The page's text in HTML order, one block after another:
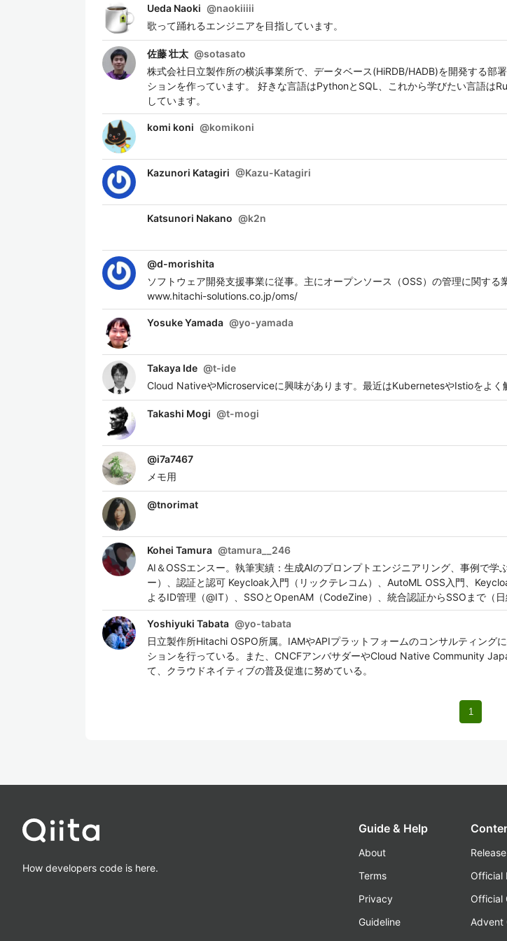
Ueda Naoki @naokiiiii
歌って踊れるエンジニアを目指しています。
佐藤 壮太 @sotasato
株式会社日立製作所の横浜事業所で、データベース(HiRDB/HADB)を開発する部
ションを作っています。 好きな言語はPythonとSQL、これから学びたい言語は
しています。
komi koni @komikoni
Kazunori Katagiri @Kazu-Katagiri
Katsunori Nakano @k2n
@d-morishita
ソフトウェア開発支援事業に従事。主にオープンソース（OSS）の管理に関す
www.hitachi-solutions.co.jp/oms/
Yosuke Yamada @yo-yamada
Takaya Ide @t-ide
Cloud NativeやMicroserviceに興味があります。最近はKubernetesやIstioをよく
Takashi Mogi @t-mogi
@i7a7467
メモ用
@tnorimat
Kohei Tamura @tamura__246
AI＆OSSエンスー。執筆実績：生成AIのプロンプトエンジニアリング、事例で学
ー）、認証と認可 Keycloak入門（リックテレコム）、AutoML OSS入門、
よるID管理（@IT）、SSOとOpenAM（CodeZine）、統合認証からSSOまで（日
Yoshiyuki Tabata @yo-tabata
日立製作所Hitachi OSPO所属。IAMやAPIプラットフォームのコンサルティング
ションを行っている。また、CNCFアンバサダーやCloud Native Community
て、クラウドネイティブの普及促進に努めている。
1
How developers code is here.
Guide & Help
About
Terms
Privacy
Guideline
Official
Official
Advent